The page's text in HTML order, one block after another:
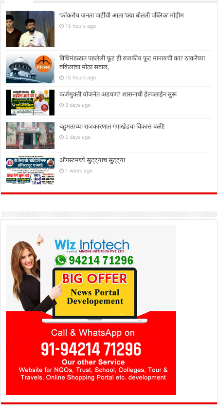
‘कॉकरोच जनता पार्टीची आता ‘क्या बोलती पब्लिक’ मोहीम
16 hours ago
विधिमंडळात पडलेली फूट ही राजकीय फूट मानायची का? ठाकरेंच्या
वकिलांचा मोठा सवाल,
16 hours ago
कर्जमुक्ती योजनेत अडचण? शासनाची हेल्पलाईन सुरू
3 days ago
बहुमताच्या राजकारणात गंगाखेडचा विकास बळी!
5 days ago
ऑगस्टमध्ये सुट्ट्याच सुट्ट्या
1 week ago